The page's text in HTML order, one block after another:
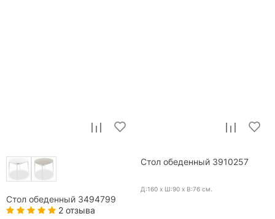
Стол обеденный 3494799
2 отзыва
Стол обеденный 3910257
Д:160 x Ш:90 x В:76 см.